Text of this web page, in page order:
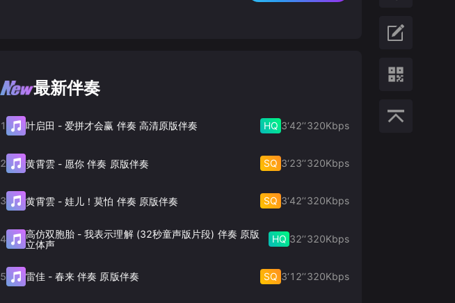
最新伴奏
1 叶启田 -爱拼才会赢 伴奏 高清原版伴奏 HQ 3‘42’‘320Kbps
2 黄霄雲- 愿你 伴奏 原版伴奏 SQ 3‘23’‘320Kbps
3 黄霄雲-娃儿！莫怕 伴奏 原版伴奏 SQ 3‘42’‘320Kbps
4 高仿双胞胎 -我表示理解 (32秒童声版片段) 伴奏 原版
立体声
HQ 32’‘320Kbps
5 雷佳- 春来 伴奏 原版伴奏 SQ 3‘12’‘320Kbps